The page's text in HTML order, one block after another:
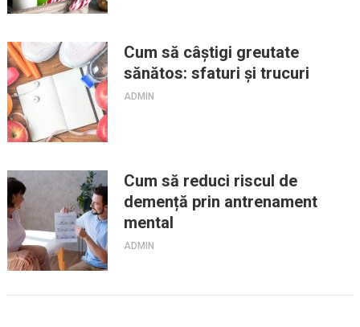
Cum să câștigi greutate
sănătos: sfaturi și trucuri
ADMIN
Cum să reduci riscul de
demență prin antrenament
mental
ADMIN